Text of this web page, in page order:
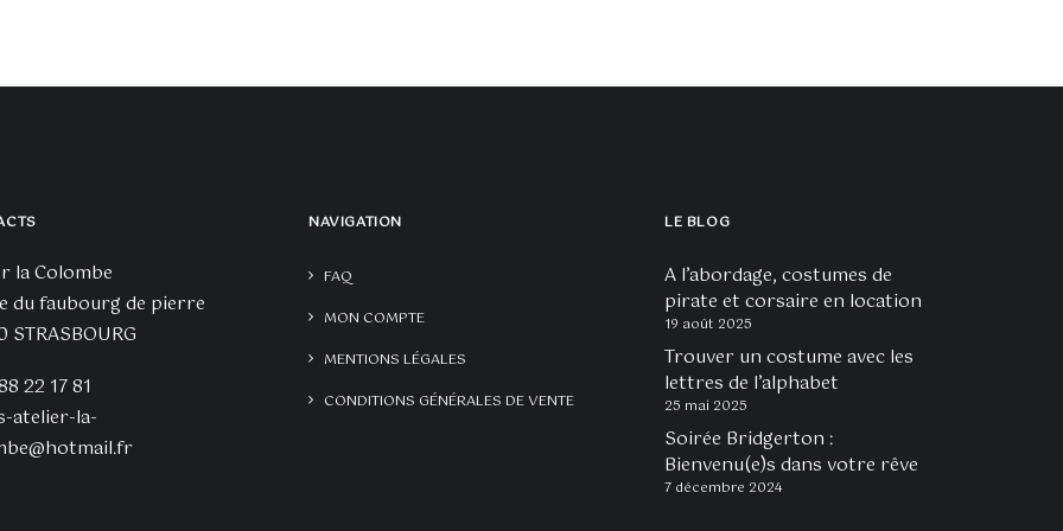
135,00€
la Colombe
du faubourg de pierre
STRASBOURG
22 17 81
atelier-la-
NAVIGATION
FAQ
MON COMPTE
MENTIONS LÉGALES
CONDITIONS GÉNÉRALES DE VENTE
LE BLOG
A l’abordage, costumes de
pirate et corsaire en location
19 août 2025
Trouver un costume avec les
lettres de l’alphabet
25 mai 2025
Soirée Bridgerton :
Bienvenu(e)s dans votre rêve
7 décembre 2024